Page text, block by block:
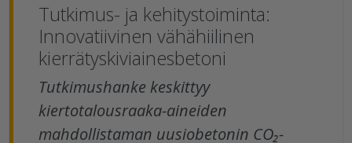
Tutkimus- ja kehitystoiminta:
Innovatiivinen vähähiilinen
kierrätyskiviainesbetoni
Tutkimushanke keskittyy
kiertotalousraaka-aineiden
mahdollistaman uusiobetonin CO₂-